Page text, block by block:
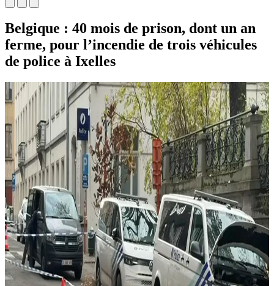
Belgique : 40 mois de prison, dont un an
ferme, pour l’incendie de trois véhicules
de police à Ixelles